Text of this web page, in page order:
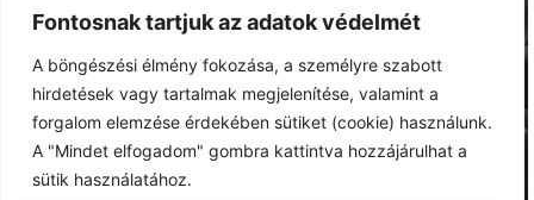
Fontosnak tartjuk az adatok védelmét
A böngészési élmény fokozása, a személyre szabott
hirdetések vagy tartalmak megjelenítése, valamint a
forgalom elemzése érdekében sütiket (cookie) használunk.
A "Mindet elfogadom" gombra kattintva hozzájárulhat a
sütik használatához.